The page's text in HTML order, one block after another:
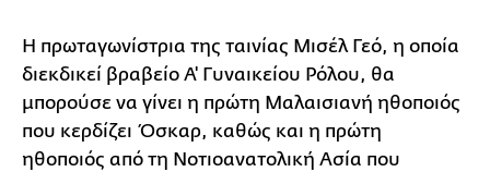
Η πρωταγωνίστρια της ταινίας Μισέλ Γεό, η οποία
διεκδικεί βραβείο Α' Γυναικείου Ρόλου, θα
μπορούσε να γίνει η πρώτη Μαλαισιανή ηθοποιός
που κερδίζει Όσκαρ, καθώς και η πρώτη
ηθοποιός από τη Νοτιοανατολική Ασία που